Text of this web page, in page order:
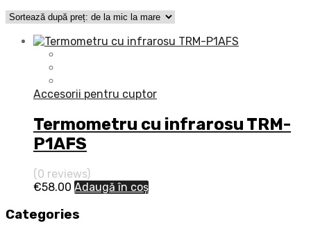
Accesorii pentru cuptor
Termometru cu infrarosu TRM-
P1AFS
(0 reviews)
€58.00 Adaugă în coș
Categories